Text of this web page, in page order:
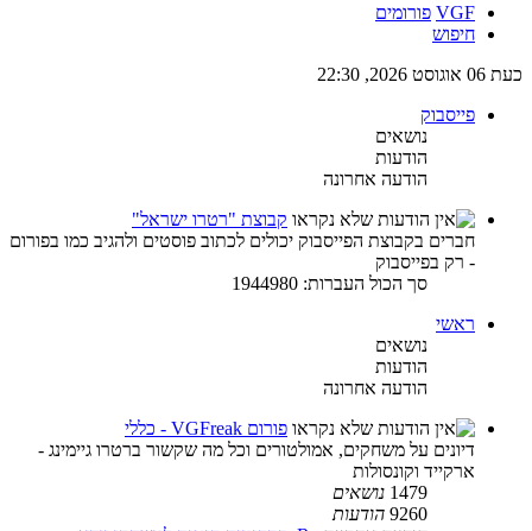
VGF פורומים
חיפוש
כעת 06 אוגוסט 2026, 22:30
פייסבוק
נושאים
הודעות
הודעה אחרונה
קבוצת "רטרו ישראל"
חברים בקבוצת הפייסבוק יכולים לכתוב פוסטים ולהגיב כמו בפורום
- רק בפייסבוק
סך הכול העברות: 1944980
ראשי
נושאים
הודעות
הודעה אחרונה
פורום VGFreak - כללי
דיונים על משחקים, אמולטורים וכל מה שקשור ברטרו גיימינג -
ארקייד וקונסולות
1479 נושאים
9260 הודעות